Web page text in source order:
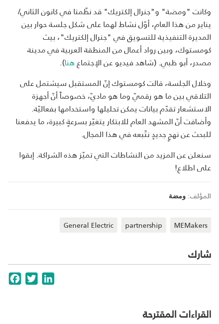
وكانت "ومضة" و"جنرال إلكتريك" قد نظّمتا في كانون الثاني/
يناير من هذا العام، أوّل نشاط لهما على شكل جلسة حوار بين
المديرة التنفيذية للتسويق في "جنرال إلكتريك"، بيث
كومستوك، وبين رواد أعمال من المنطقة العربية في مدينة
مصدر، أبو ظبي. (شاهد فيديو عن الإجتماعهنا).
وخلال الجلسة، قالت كومستوك إنّ المستقبل سيشتمل على
التلاقي بين ما هو رقميّ وما هو ماديّ، خصوصاً أنّ أجهزة
الاستشعار تقدّم بيانات يمكن تحليلها واستخدامها بفعاليّة.
وأضافت أنّ المشهد العام للابتكار يتغيّر بسرعةٍ كبيرة، ما يدفعنا
للبحث عن نهجٍ جديدٍ نتّبعه في هذا المجال.
سنعلن عن المزيد من النشاطات التي تميّز هذه الشراكة. إبقوا
على اطلاع!
المؤلف: ومضة
MEMakers
partnership
General Electric
شارك
TwitterLinkedIn
القراءات المقترحة